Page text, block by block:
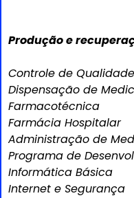
Produção e
Controle de Qualidade
Dispensação de
Farmacotécnica
Farmácia Hospitalar
Administração de
Programa de
Informática Básica
Internet e Segurança